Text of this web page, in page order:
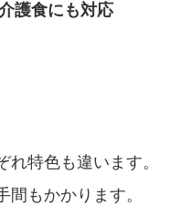
護食にも対応
特色も違います。
もかかります。